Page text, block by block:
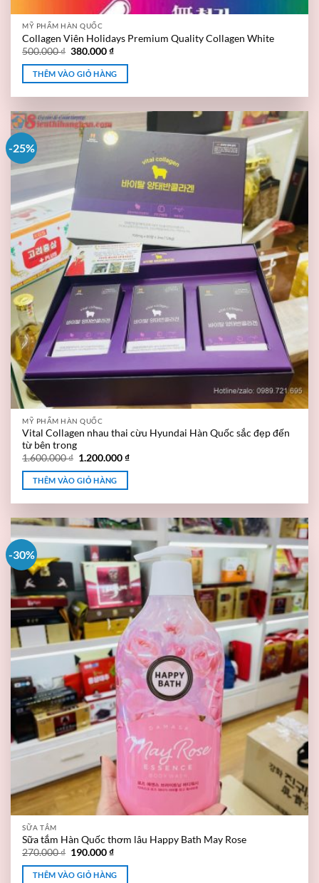
MỸ PHẨM HÀN QUỐC
Collagen Viên Holidays Premium Quality Collagen White
500.000₫ 380.000₫
THÊM VÀO GIỎ HÀNG
-25%
MỸ PHẨM HÀN QUỐC
Vital Collagen nhau thai cừu Hyundai Hàn Quốc sắc đẹp đến
từ bên trong
1.600.000₫ 1.200.000₫
THÊM VÀO GIỎ HÀNG
-30%
SỮA TẮM
Sữa tắm Hàn Quốc thơm lâu Happy Bath May Rose
270.000₫ 190.000₫
THÊM VÀO GIỎ HÀNG